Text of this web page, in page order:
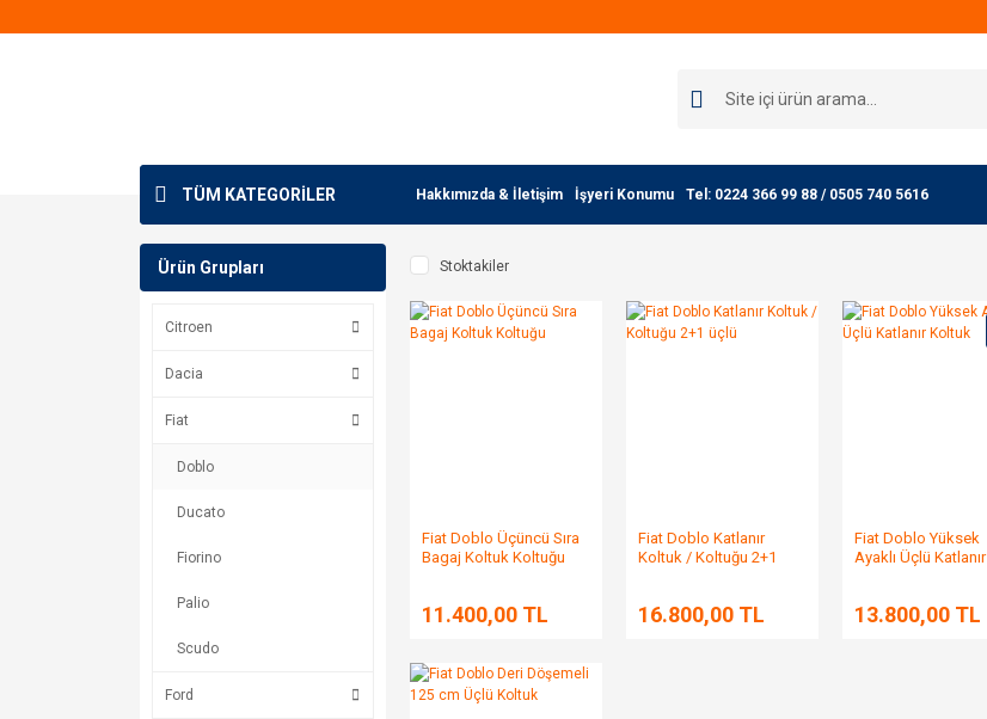
TÜM KATEGORİLER Hakkımızda & İletişim İşyeri Konumu Tel: 0224 366 99 88 / 0505 740 5616
Ürün Grupları
Citroen
Dacia
Fiat
Doblo
Ducato
Fiorino
Palio
Scudo
Ford
Stoktakiler
Fiat Doblo Üçüncü Sıra
Bagaj Koltuk Koltuğu
11.400,00 TL
Fiat Doblo Katlanır
Koltuk / Koltuğu 2+1
16.800,00 TL
Fiat Doblo Yüksek
Ayaklı Üçlü Katlanır
13.800,00 TL